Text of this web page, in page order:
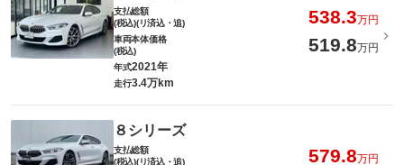
支払総額
(税込)(リ済込・追)
538.3万円
車両本体価格
(税込)
519.8万円
年式2021年
走行3.4万km
８シリーズ
支払総額
(税込)(リ済込・追)
579.8万円